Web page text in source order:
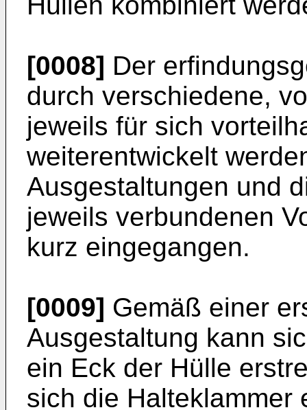
[0008] Der
durch verschiedene,
jeweils für sich
weiterentwickelt
Ausgestaltungen und
jeweils verbundenen
kurz eingegangen.
[0009] Gemäß einer
Ausgestaltung kann
ein Eck der Hülle
sich die Halteklammer